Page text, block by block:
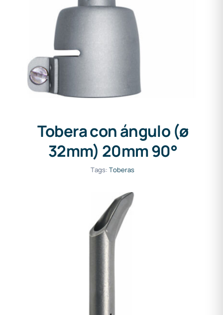
Tobera con ángulo (ø 32mm)
20mm 90°
Tobera con ángulo (ø
32mm) 20mm 90°
Tags:Toberas
Tobera de presión